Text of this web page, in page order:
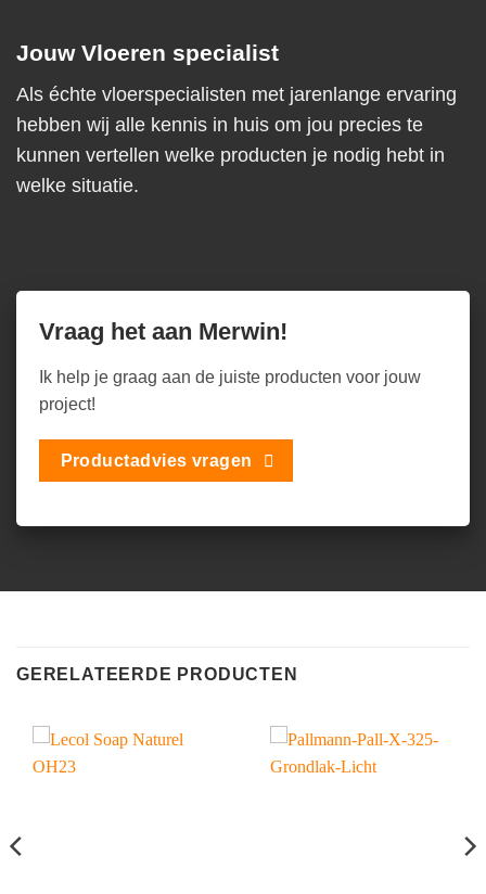
Jouw Vloeren specialist
Als échte vloerspecialisten met jarenlange ervaring
hebben wij alle kennis in huis om jou precies te
kunnen vertellen welke producten je nodig hebt in
welke situatie.
Vraag het aan Merwin!
Ik help je graag aan de juiste producten voor jouw
project!
Productadvies vragen
GERELATEERDE PRODUCTEN